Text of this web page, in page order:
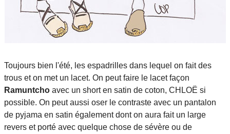
Toujours bien l'été, les espadrilles dans lequel on fait des
trous et on met un lacet. On peut faire le lacet façon
Ramuntcho avec un short en satin de coton, CHLOË si
possible. On peut aussi oser le contraste avec un pantalon
de pyjama en satin également dont on aura fait un large
revers et porté avec quelque chose de sévère ou de